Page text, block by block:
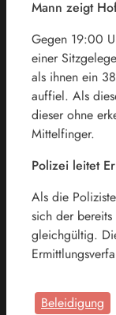
Mann zeigt
Gegen 19:00
einer
als ihnen ein
auffiel. Als
dieser ohne
Mittelfinger.
Polizei leitet
Als die
sich der
gleichgültig.
Beleidigung